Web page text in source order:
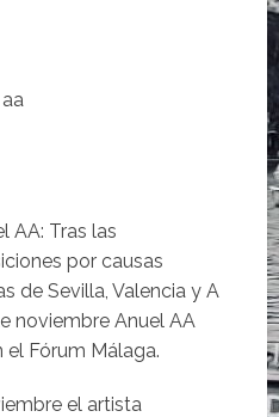
AA: Tras las
por causas
de Sevilla, Valencia y A
noviembre Anuel AA
el Fórum Málaga.
el artista